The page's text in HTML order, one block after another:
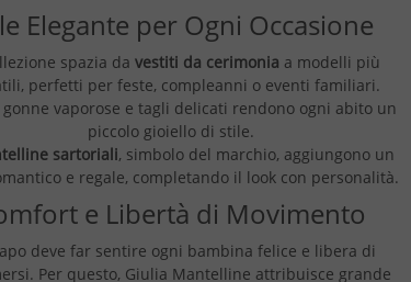
Elegante per Ogni Occasione
spazia da vestiti da cerimonia a modelli più
perfetti per feste, compleanni o eventi familiari.
gonne vaporose e tagli delicati rendono ogni abito un
piccolo gioiello di stile.
sartoriali, simbolo del marchio, aggiungono un
e regale, completando il look con personalità.
e Libertà di Movimento
deve far sentire ogni bambina felice e libera di
Per questo, Giulia Mantelline attribuisce grande